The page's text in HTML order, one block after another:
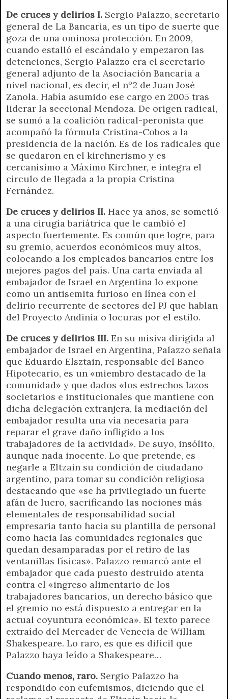
n
d
l
y
De cruces y delirios I. Sergio Palazzo, secretario
general de La Bancaria, es un tipo de suerte que
goza de una ominosa protección. En 2009,
cuando estalló el escándalo y empezaron las
detenciones, Sergio Palazzo era el secretario
general adjunto de la Asociación Bancaria a
nivel nacional, es decir, el nº2 de Juan José
Zanola. Había asumido ese cargo en 2005 tras
liderar la seccional Mendoza. De origen radical,
se sumó a la coalición radical-peronista que
acompañó la fórmula Cristina-Cobos a la
presidencia de la nación. Es de los radicales que
se quedaron en el kirchnerismo y es
cercanísimo a Máximo Kirchner, e integra el
círculo de llegada a la propia Cristina
Fernández.
De cruces y delirios II. Hace ya años, se sometió
a una cirugía bariátrica que le cambió el
aspecto fuertemente. Es común que logre, para
su gremio, acuerdos económicos muy altos,
colocando a los empleados bancarios entre los
mejores pagos del país. Una carta enviada al
embajador de Israel en Argentina lo expone
como un antisemita furioso en línea con el
delirio recurrente de sectores del PJ que hablan
del Proyecto Andinia o locuras por el estilo.
De cruces y delirios III. En su misiva dirigida al
embajador de Israel en Argentina, Palazzo señala
que Eduardo Elsztain, responsable del Banco
Hipotecario, es un «miembro destacado de la
comunidad» y que dados «los estrechos lazos
societarios e institucionales que mantiene con
dicha delegación extranjera, la mediación del
embajador resulta una vía necesaria para
reparar el grave daño infligido a los
trabajadores de la actividad». De suyo, insólito,
aunque nada inocente. Lo que pretende, es
negarle a Eltzain su condición de ciudadano
argentino, para tomar su condición religiosa
destacando que «se ha privilegiado un fuerte
afán de lucro, sacrificando las nociones más
elementales de responsabilidad social
empresaria tanto hacia su plantilla de personal
como hacia las comunidades regionales que
quedan desamparadas por el retiro de las
ventanillas físicas». Palazzo remarcó ante el
embajador que cada puesto destruido atenta
contra el «ingreso alimentario de los
trabajadores bancarios, un derecho básico que
el gremio no está dispuesto a entregar en la
actual coyuntura económica». El texto parece
extraído del Mercader de Venecia de William
Shakespeare. Lo raro, es que es difícil que
Palazzo haya leído a Shakespeare…
Cuando menos, raro. Sergio Palazzo ha
respondido con eufemismos, diciendo que el